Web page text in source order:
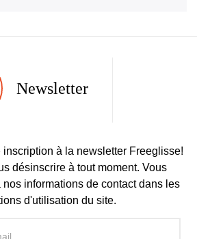
Newsletter
inscription à la newsletter Freeglisse!
désinscrire à tout moment. Vous
informations de contact dans les
d'utilisation du site.